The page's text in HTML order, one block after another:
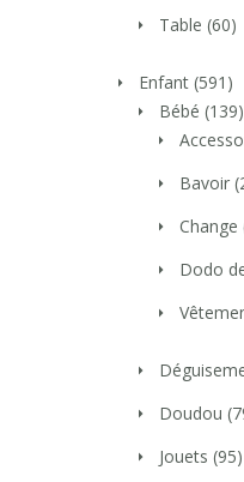
Table (60)
Enfant (591)
Bébé (139)
Bavoir
Change
Dodo
Doudou
Jouets (95)